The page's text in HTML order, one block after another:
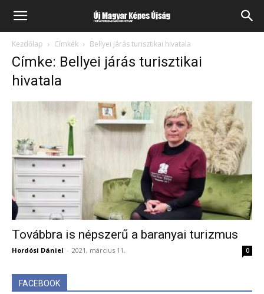
Kezdőlap Címkék Bellyei járás turisztikai hivatala
Címke: Bellyei járás turisztikai
hivatala
Továbbra is népszerű a baranyai turizmus
Hordósi Dániel - 2021, március 11. 0
FACEBOOK